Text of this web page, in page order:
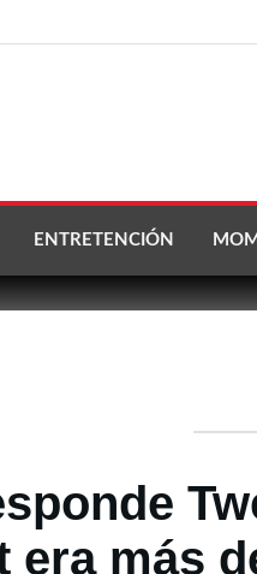
ENTRETENCIÓN
era más